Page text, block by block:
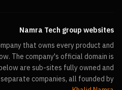
Namra Tech group websites
that owns every product and
The company's official domain is
are sub-sites fully owned and
companies, all founded by